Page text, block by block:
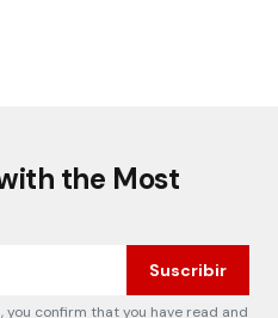
the Most
Suscribir
confirm that you have read and